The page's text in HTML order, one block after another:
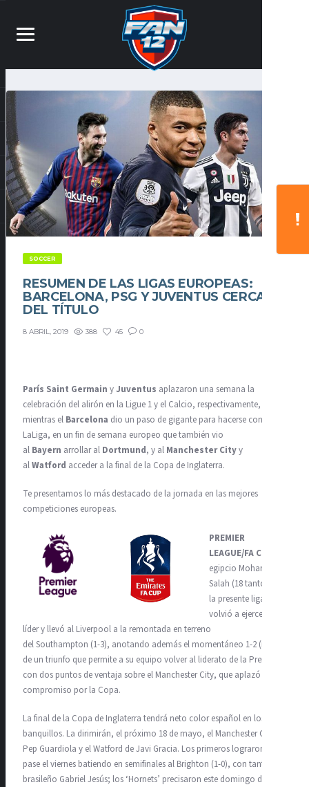
SOCCER
RESUMEN DE LAS LIGAS EUROPEAS:
BARCELONA, PSG Y JUVENTUS CERCA
DEL TÍTULO
8 ABRIL, 2019 388 45 0
París Saint Germain yJuventus aplazaron una semana la
celebración del alirón en la Ligue 1 y el Calcio, respectivamente,
mientras el Barcelona dio un paso de gigante para hacerse con
LaLiga, en un fin de semana europeo que también vio
al Bayern arrollar al Dortmund, y al Manchester Cityy
alWatford acceder a la final de la Copa de Inglaterra.
Te presentamos lo más destacado de la jornada en las mejores
competiciones europeas.
PREMIER
LEAGUE/FA CUP
egipcio Mohamed
Salah (18 tantos en
la presente liga)
volvió a ejercer de
líder y llevó al Liverpool a la remontada en terreno
del Southampton (1-3), anotando además el momentáneo 1-2 (m.80)
de un triunfo que permite a su equipo volver al liderato de la Premier,
con dos puntos de ventaja sobre el Manchester City, que aplazó su
compromiso por la Copa.
La final de la Copa de Inglaterra tendrá neto color español en los
banquillos. La dirimirán, el próximo 18 de mayo, el Manchester City de
Pep Guardiola y el Watford de Javi Gracia. Los primeros lograron su
pase el viernes batiendo en semifinales al Brighton (1-0), con tanto del
brasileño Gabriel Jesús; los ‘Hornets’ precisaron este domingo de la